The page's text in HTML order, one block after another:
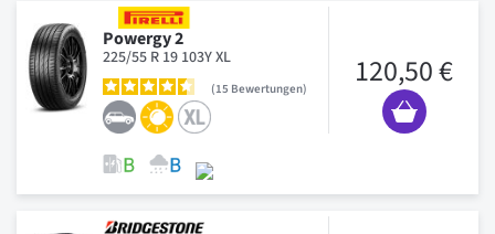
Powergy 2
225/55 R 19 103Y XL
15 Bewertungen 120,50 €